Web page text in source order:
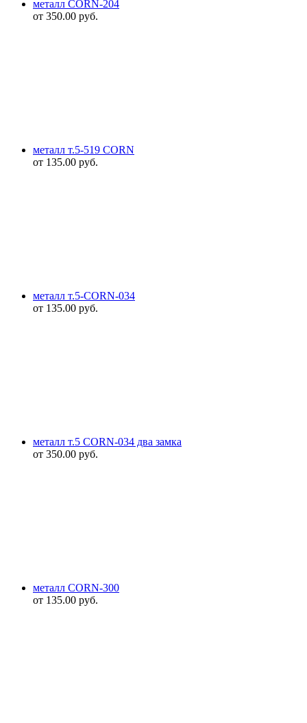
металл CORN-204
от 350.00 руб.
металл т.5-519 CORN
от 135.00 руб.
металл т.5-CORN-034
от 135.00 руб.
металл т.5 CORN-034 два замка
от 350.00 руб.
металл CORN-300
от 135.00 руб.